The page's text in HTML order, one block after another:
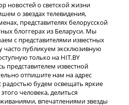
новостей о светской жизни
о звездах телевидения,
представителях белорусской
блоггерах из Беларуси. Мы
с представителями известных
часто публикуем эксклюзивную
только на HIT.BY
представителем известной
отпишите нам на адрес
будем освещать яркие
человека, делиться
впечатлениями звезды